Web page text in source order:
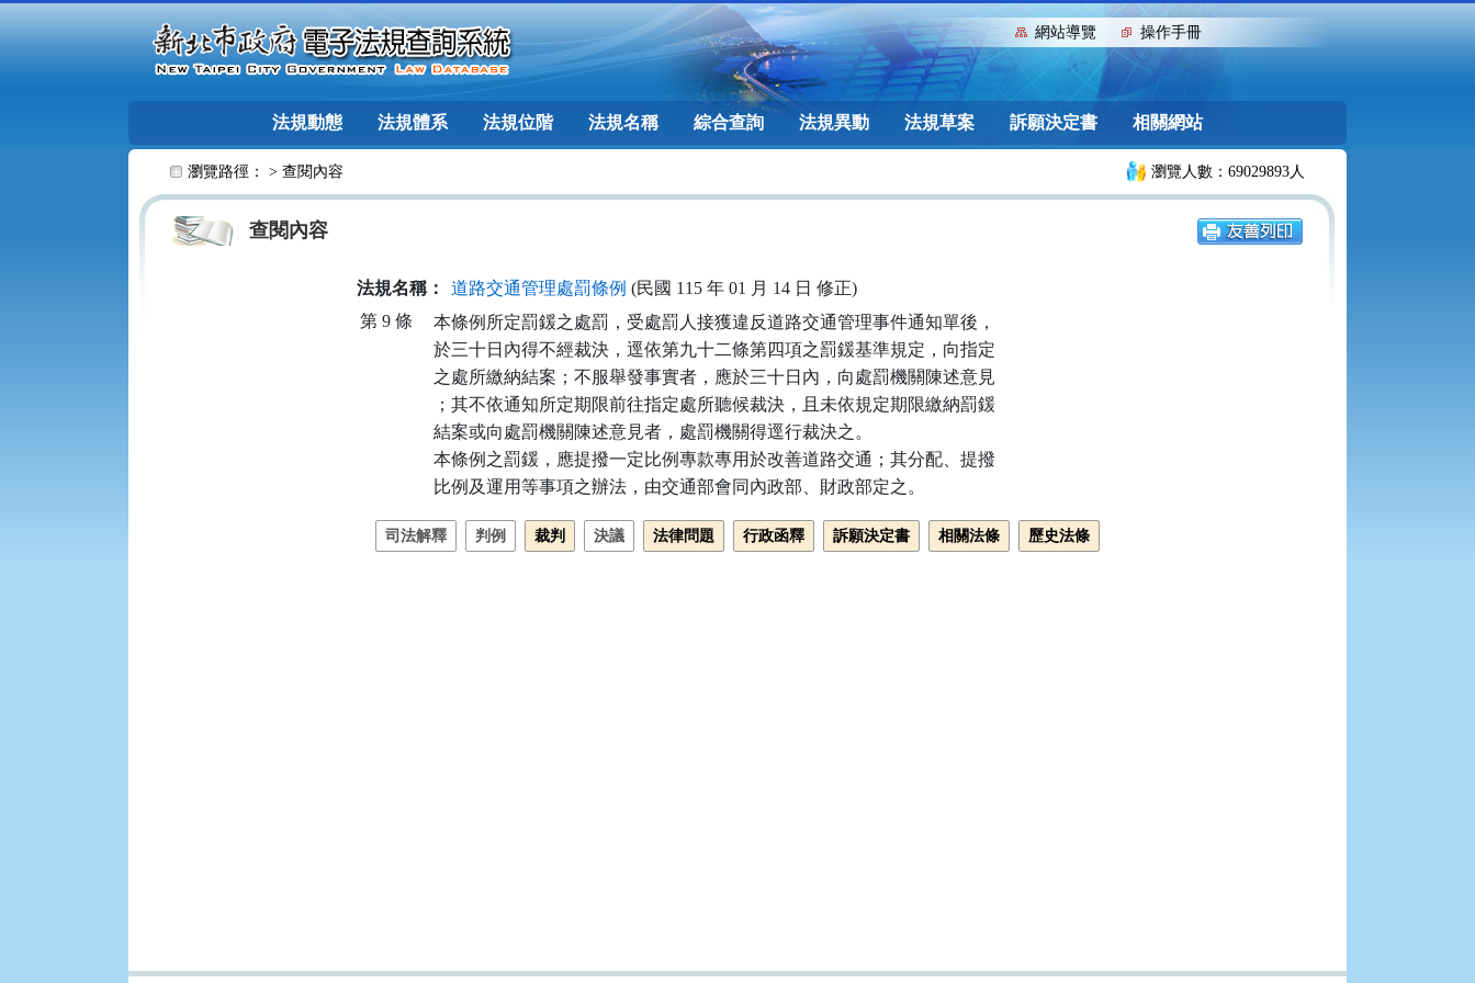
::: 網站導覽 操作手冊
法規動態 法規體系 法規位階 法規名稱 綜合查詢 法規異動 法規草案 訴願決定書 相關網站
瀏覽路徑： > 查閱內容 瀏覽人數：69029893人
查閱內容
法規名稱： 道路交通管理處罰條例 (民國 115 年 01 月 14 日 修正)
第 9 條
本條例所定罰鍰之處罰，受處罰人接獲違反道路交通管理事件通知單後，
於三十日內得不經裁決，逕依第九十二條第四項之罰鍰基準規定，向指定
之處所繳納結案；不服舉發事實者，應於三十日內，向處罰機關陳述意見
；其不依通知所定期限前往指定處所聽候裁決，且未依規定期限繳納罰鍰
結案或向處罰機關陳述意見者，處罰機關得逕行裁決之。
本條例之罰鍰，應提撥一定比例專款專用於改善道路交通；其分配、提撥
比例及運用等事項之辦法，由交通部會同內政部、財政部定之。
司法解釋 判例 裁判 決議 法律問題 行政函釋 訴願決定書 相關法條 歷史法條